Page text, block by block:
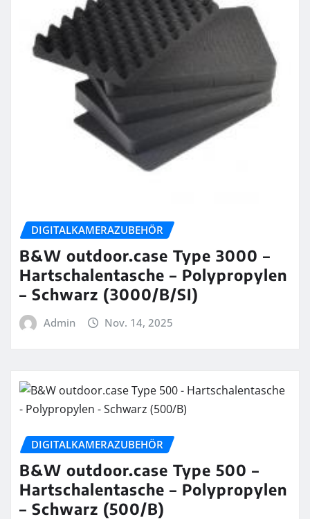
DIGITALKAMERAZUBEHÖR
B&W outdoor.case Type 3000 –
Hartschalentasche – Polypropylen
– Schwarz (3000/B/SI)
Admin Nov. 14, 2025
DIGITALKAMERAZUBEHÖR
B&W outdoor.case Type 500 –
Hartschalentasche – Polypropylen
– Schwarz (500/B)